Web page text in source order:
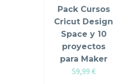
Pack Cursos
Cricut Design
Space y 10
proyectos
para Maker
Original
59,99 €Current